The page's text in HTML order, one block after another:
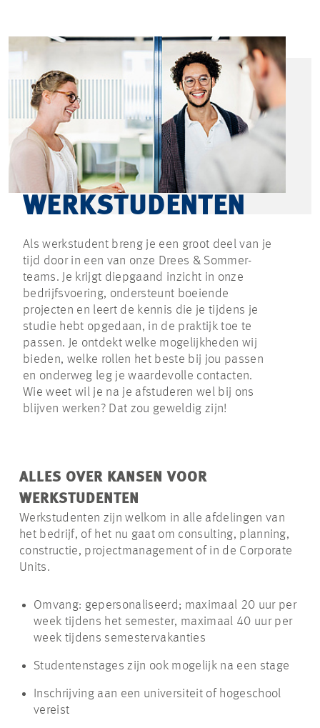
WERKSTUDENTEN
Als werkstudent breng je een groot deel van je
tijd door in een van onze Drees & Sommer-
teams. Je krijgt diepgaand inzicht in onze
bedrijfsvoering, ondersteunt boeiende
projecten en leert de kennis die je tijdens je
studie hebt opgedaan, in de praktijk toe te
passen. Je ontdekt welke mogelijkheden wij
bieden, welke rollen het beste bij jou passen
en onderweg leg je waardevolle contacten.
Wie weet wil je na je afstuderen wel bij ons
blijven werken? Dat zou geweldig zijn!
ALLES OVER KANSEN VOOR
WERKSTUDENTEN
Werkstudenten zijn welkom in alle afdelingen van
het bedrijf, of het nu gaat om consulting, planning,
constructie, projectmanagement of in de Corporate
Units.
Omvang: gepersonaliseerd; maximaal 20 uur per
week tijdens het semester, maximaal 40 uur per
week tijdens semestervakanties
Studentenstages zijn ook mogelijk na een stage
Inschrijving aan een universiteit of hogeschool
vereist